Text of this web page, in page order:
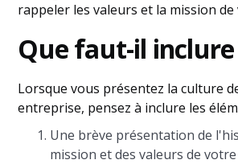
rappeler les valeurs et la mission
Que faut-il inclure
Lorsque vous présentez la culture
entreprise, pensez à inclure les
Une brève présentation de
mission et des valeurs de